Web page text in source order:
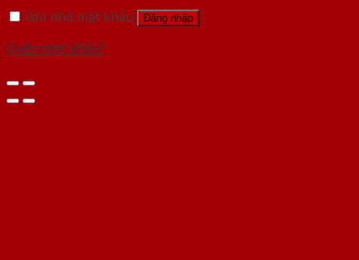
Ghi nhớ mật khẩu
Đăng nhập
Quên mật khẩu?